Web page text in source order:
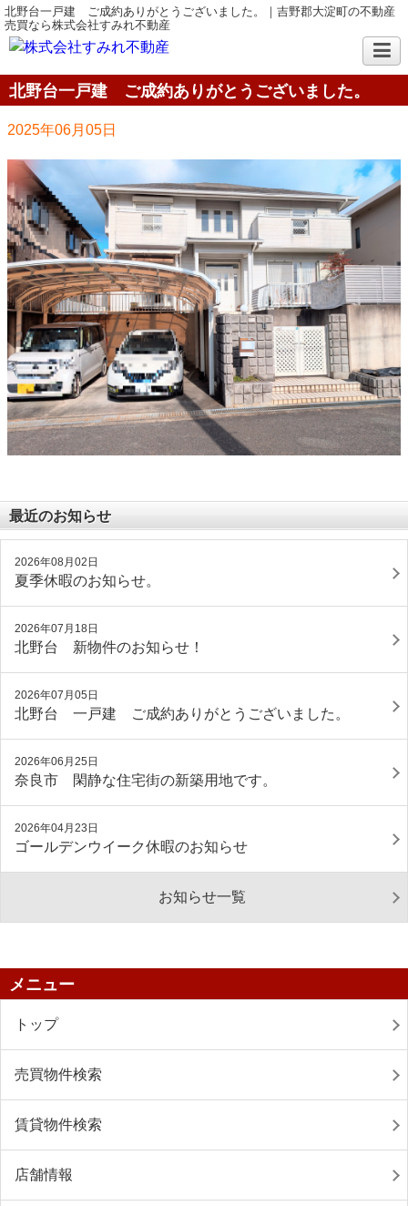
北野台一戸建 ご成約ありがとうございました。｜吉野郡大淀町の不動産
売買なら株式会社すみれ不動産
北野台一戸建 ご成約ありがとうございました。
2025年06月05日
最近のお知らせ
2026年08月02日
夏季休暇のお知らせ。
2026年07月18日
北野台 新物件のお知らせ！
2026年07月05日
北野台 一戸建 ご成約ありがとうございました。
2026年06月25日
奈良市 閑静な住宅街の新築用地です。
2026年04月23日
ゴールデンウイーク休暇のお知らせ
お知らせ一覧
メニュー
トップ
売買物件検索
賃貸物件検索
店舗情報